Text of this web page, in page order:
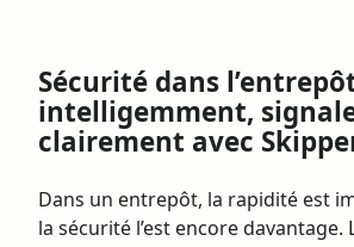
Sécurité dans
intelligemment,
clairement avec
Dans un entrepôt, la rapidité est
la sécurité l’est encore davantage.